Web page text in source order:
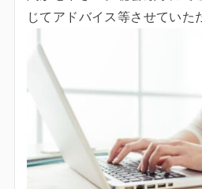
じてアドバイス等させていた